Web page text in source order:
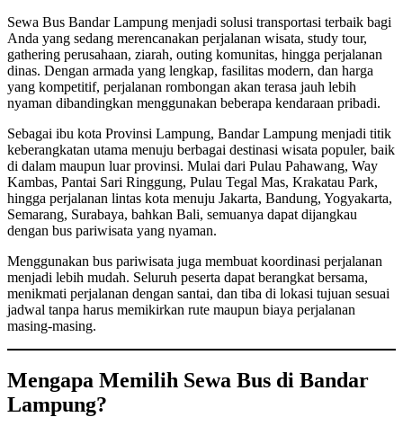
Sewa Bus Bandar Lampung menjadi solusi transportasi terbaik bagi
Anda yang sedang merencanakan perjalanan wisata, study tour,
gathering perusahaan, ziarah, outing komunitas, hingga perjalanan
dinas. Dengan armada yang lengkap, fasilitas modern, dan harga
yang kompetitif, perjalanan rombongan akan terasa jauh lebih
nyaman dibandingkan menggunakan beberapa kendaraan pribadi.
Sebagai ibu kota Provinsi Lampung, Bandar Lampung menjadi titik
keberangkatan utama menuju berbagai destinasi wisata populer, baik
di dalam maupun luar provinsi. Mulai dari Pulau Pahawang, Way
Kambas, Pantai Sari Ringgung, Pulau Tegal Mas, Krakatau Park,
hingga perjalanan lintas kota menuju Jakarta, Bandung, Yogyakarta,
Semarang, Surabaya, bahkan Bali, semuanya dapat dijangkau
dengan bus pariwisata yang nyaman.
Menggunakan bus pariwisata juga membuat koordinasi perjalanan
menjadi lebih mudah. Seluruh peserta dapat berangkat bersama,
menikmati perjalanan dengan santai, dan tiba di lokasi tujuan sesuai
jadwal tanpa harus memikirkan rute maupun biaya perjalanan
masing-masing.
Mengapa Memilih Sewa Bus di Bandar
Lampung?